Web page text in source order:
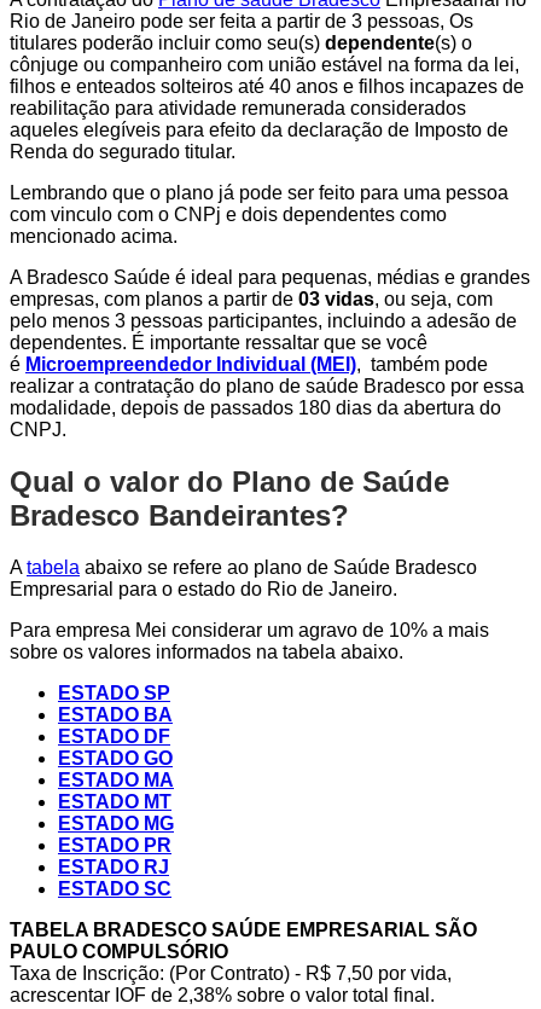
Rio de Janeiro pode ser feita a partir de 3 pessoas, Os
titulares poderão incluir como seu(s) dependente(s) o
cônjuge ou companheiro com união estável na forma da lei,
filhos e enteados solteiros até 40 anos e filhos incapazes de
reabilitação para atividade remunerada considerados
aqueles elegíveis para efeito da declaração de Imposto de
Renda do segurado titular.
Lembrando que o plano já pode ser feito para uma pessoa
com vinculo com o CNPj e dois dependentes como
mencionado acima.
A Bradesco Saúde é ideal para pequenas, médias e grandes
empresas, com planos a partir de 03 vidas, ou seja, com
pelo menos 3 pessoas participantes, incluindo a adesão de
dependentes. É importante ressaltar que se você
é Microempreendedor Individual (MEI), também pode
realizar a contratação do plano de saúde Bradesco por essa
modalidade, depois de passados 180 dias da abertura do
CNPJ.
Qual o valor do Plano de Saúde
Bradesco Bandeirantes?
Atabela abaixo se refere ao plano de Saúde Bradesco
Empresarial para o estado do Rio de Janeiro.
Para empresa Mei considerar um agravo de 10% a mais
sobre os valores informados na tabela abaixo.
ESTADO SP
ESTADO BA
ESTADO DF
ESTADO GO
ESTADO MA
ESTADO MT
ESTADO MG
ESTADO PR
ESTADO RJ
ESTADO SC
TABELA BRADESCO SAÚDE EMPRESARIAL SÃO
PAULO COMPULSÓRIO
Taxa de Inscrição: (Por Contrato) - R$ 7,50 por vida,
acrescentar IOF de 2,38% sobre o valor total final.